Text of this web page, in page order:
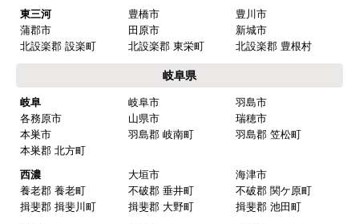
【このショップを選んだ理由は？】
た
【注文からどのくらいで届きましたか？】
【その他感想・コメント】
東三河 豊橋市
豊川市
蒲郡市
田原市
新城市
北設楽郡 設楽町
北設楽郡 東栄町 北設楽郡 豊根村
岐阜県
岐阜 岐阜市
羽島市
各務原市
山県市
瑞穂市
本巣市
羽島郡 岐南町
羽島郡 笠松町
本巣郡 北方町
西濃
大垣市
海津市
養老郡 養老町
不破郡 垂井町
不破郡 関ケ原町
揖斐郡 揖斐川町
揖斐郡 大野町
揖斐郡 池田町